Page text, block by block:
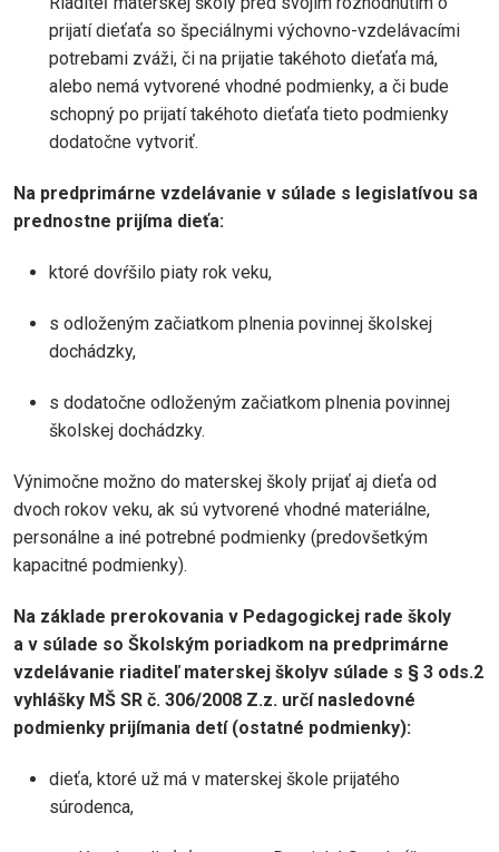
prijatí dieťaťa so špeciálnymi výchovno-vzdelávacími
potrebami zváži, či na prijatie takéhoto dieťaťa má,
alebo nemá vytvorené vhodné podmienky, a či bude
schopný po prijatí takéhoto dieťaťa tieto podmienky
dodatočne vytvoriť.
Na predprimárne vzdelávanie v súlade s legislatívou sa
prednostne prijíma dieťa:
ktoré dovŕšilo piaty rok veku,
s odloženým začiatkom plnenia povinnej školskej
dochádzky,
s dodatočne odloženým začiatkom plnenia povinnej
školskej dochádzky.
Výnimočne možno do materskej školy prijať aj dieťa od
dvoch rokov veku, ak sú vytvorené vhodné materiálne,
personálne a iné potrebné podmienky (predovšetkým
kapacitné podmienky).
Na základe prerokovania v Pedagogickej rade školy
a v súlade so Školským poriadkom na predprimárne
vzdelávanie riaditeľ materskej školyv súlade s § 3 ods.2
vyhlášky MŠ SR č. 306/2008 Z.z. určí nasledovné
podmienky prijímania detí (ostatné podmienky):
dieťa, ktoré už má v materskej škole prijatého
súrodenca,